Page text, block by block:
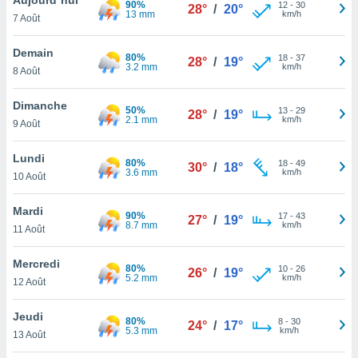
et
»,
au
vous
qu'ils
ou
le
ainsi
un
la
du
7 Août
90%
13 mm
28° / 20° 12- 30
km/h
Demain
8 Août
80%
3.2 mm
28° / 19° 18- 37
km/h
Dimanche
9 Août
50%
2.1 mm
28° / 19° 13- 29
km/h
Lundi
10 Août
80%
3.6 mm
30° / 18° 18- 49
km/h
Mardi
11 Août
90%
8.7 mm
27° / 19° 17- 43
km/h
Mercredi
12 Août
80%
5.2 mm
26° / 19° 10- 26
km/h
Jeudi
13 Août
80%
5.3 mm
24° / 17° 8- 30
km/h